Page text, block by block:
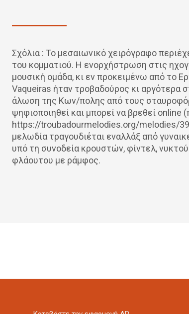
Σχόλια : Το μεσαιωνικό χειρόγραφο
του κομματιού. Η ενορχήστρωση στις
μουσική ομάδα, κι εν προκειμένω από το
Vaqueiras ήταν τροβαδούρος κι αργότερα
άλωση της Κων/πολης από τους
ψηφιοποιηθεί και μπορεί να βρεθεί
https://troubadourmelodies.org/melodies/
μελωδία τραγουδιέται εναλλάξ από
υπό τη συνοδεία κρουστών, φίντελ,
φλάουτου με ράμφος.